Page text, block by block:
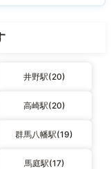
井野駅(20)
高崎駅(20)
群馬八幡駅(19)
馬庭駅(17)